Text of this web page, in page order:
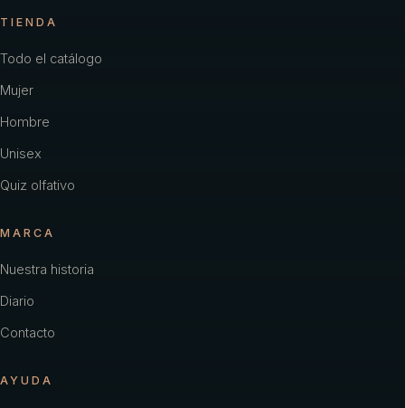
TIENDA
Todo el catálogo
Mujer
Hombre
Unisex
Quiz olfativo
MARCA
Nuestra historia
Diario
Contacto
AYUDA